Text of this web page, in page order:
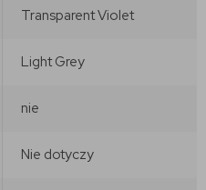
Transparent Violet
Light Grey
nie
Nie dotyczy